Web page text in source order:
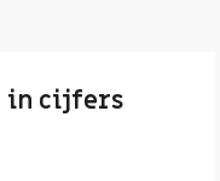
in cijfers